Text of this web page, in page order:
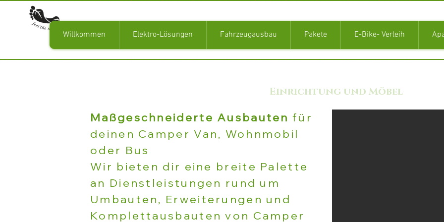
Willkommen Elektro-Lösungen Fahrzeugausbau Pakete E-Bike- Verleih
Einrichtung und Möbel
Maßgeschneiderte Ausbauten für
deinen Camper Van, Wohnmobil
oder Bus
Wir bieten dir eine breite Palette
an Dienstleistungen rund um
Umbauten, Erweiterungen und
Komplettausbauten von Camper